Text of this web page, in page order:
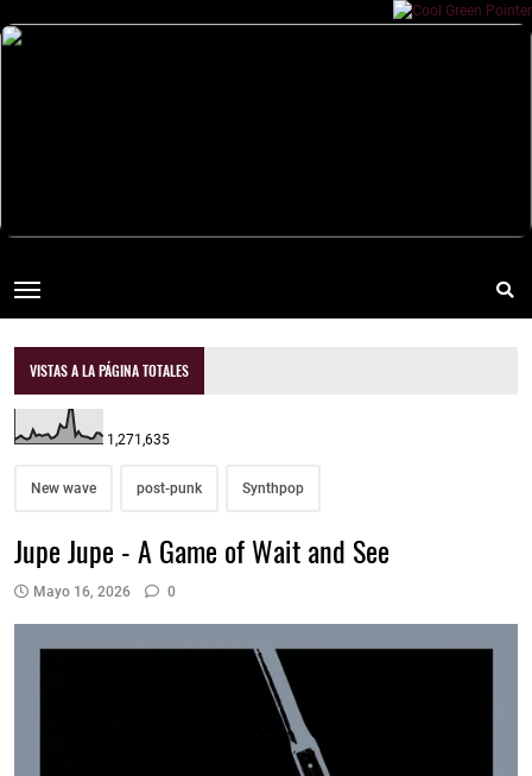
VISTAS A LA PÁGINA TOTALES
1,271,635
New wave post-punk Synthpop
Jupe Jupe - A Game of Wait and See
Mayo 16, 2026 0